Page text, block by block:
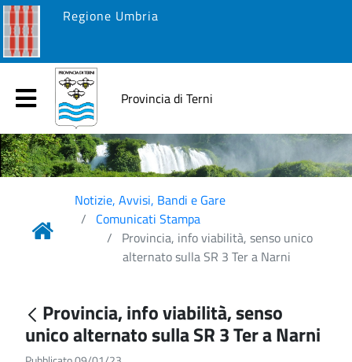
Regione Umbria
Provincia di Terni
Notizie, Avvisi, Bandi e Gare
Comunicati Stampa
Provincia, info viabilità, senso unico
alternato sulla SR 3 Ter a Narni
Provincia, info viabilità, senso
unico alternato sulla SR 3 Ter a Narni